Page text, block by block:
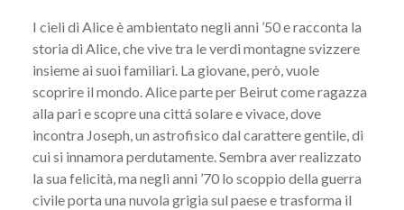
I cieli di Alice è ambientato negli anni ’50 e racconta la
storia di Alice, che vive tra le verdi montagne svizzere
insieme ai suoi familiari. La giovane, però, vuole
scoprire il mondo. Alice parte per Beirut come ragazza
alla pari e scopre una cittá solare e vivace, dove
incontra Joseph, un astrofisico dal carattere gentile, di
cui si innamora perdutamente. Sembra aver realizzato
la sua felicità, ma negli anni ’70 lo scoppio della guerra
civile porta una nuvola grigia sul paese e trasforma il